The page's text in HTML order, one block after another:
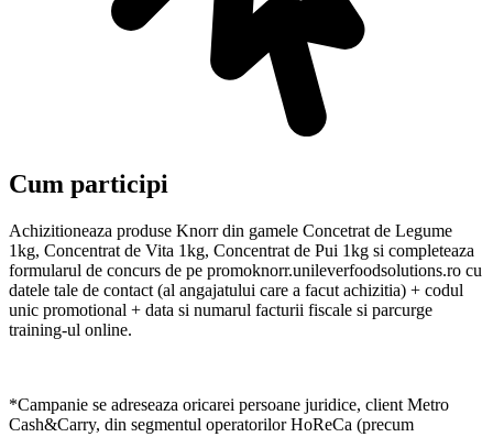
Cum participi
Achizitioneaza produse Knorr din gamele Concetrat de Legume
1kg, Concentrat de Vita 1kg, Concentrat de Pui 1kg si completeaza
formularul de concurs de pe promoknorr.unileverfoodsolutions.ro cu
datele tale de contact (al angajatului care a facut achizitia) + codul
unic promotional + data si numarul facturii fiscale si parcurge
training-ul online.
*Campanie se adreseaza oricarei persoane juridice, client Metro
Cash&Carry, din segmentul operatorilor HoReCa (precum